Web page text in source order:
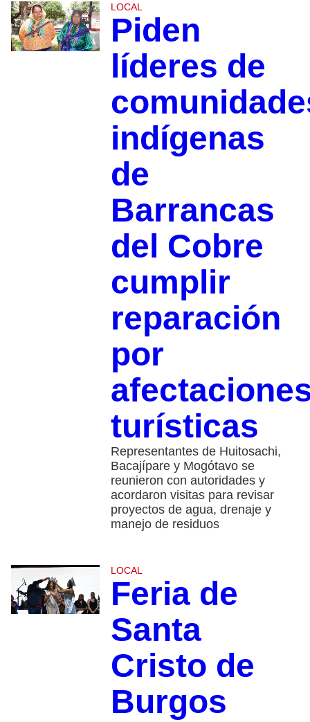
LOCAL
Piden
líderes de
indígenas
de
Barrancas
del Cobre
cumplir
reparación
por
turísticas
Representantes de Huitosachi,
Bacajípare y Mogótavo se
reunieron con autoridades y
acordaron visitas para revisar
proyectos de agua, drenaje y
manejo de residuos
LOCAL
Feria de
Santa
Cristo de
Burgos